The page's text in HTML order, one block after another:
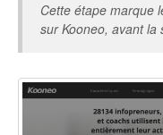
Cette étape marque
sur Kooneo, avant la